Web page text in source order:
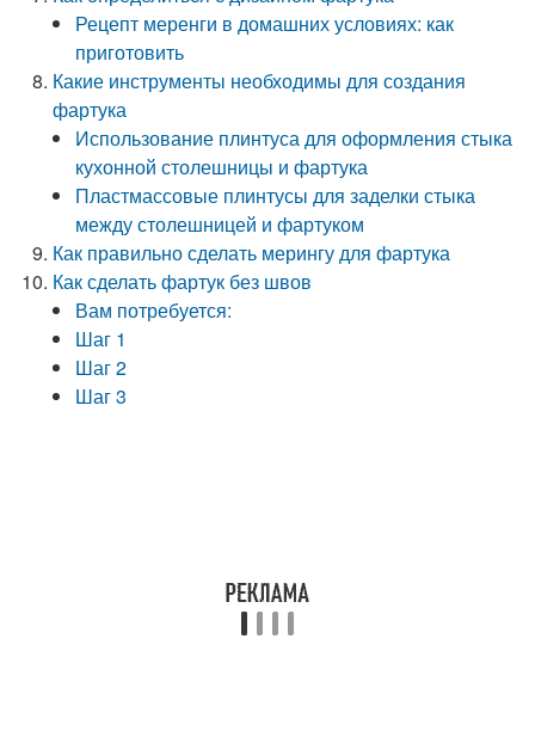
Рецепт меренги в домашних условиях: как
приготовить
Какие инструменты необходимы для создания
фартука
Использование плинтуса для оформления стыка
кухонной столешницы и фартука
Пластмассовые плинтусы для заделки стыка
между столешницей и фартуком
Как правильно сделать мерингу для фартука
Как сделать фартук без швов
Вам потребуется:
Шаг 1
Шаг 2
Шаг 3